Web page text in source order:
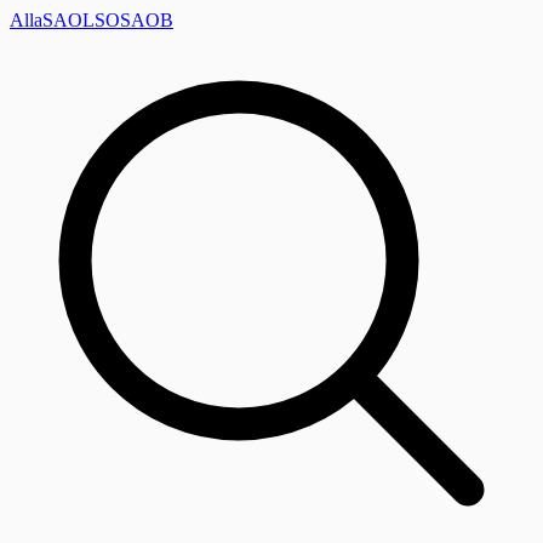
AllaSAOLSOSAOB